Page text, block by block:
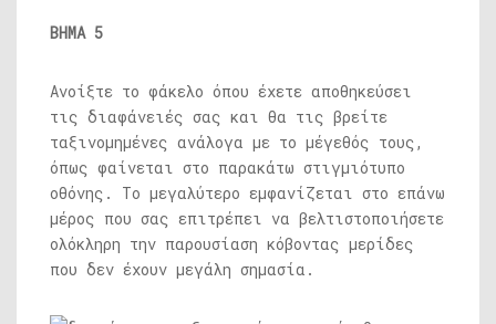
ΒΗΜΑ 5
Ανοίξτε το φάκελο όπου έχετε αποθηκεύσει
τις διαφάνειές σας και θα τις βρείτε
ταξινομημένες ανάλογα με το μέγεθός τους,
όπως φαίνεται στο παρακάτω στιγμιότυπο
οθόνης. Το μεγαλύτερο εμφανίζεται στο επάνω
μέρος που σας επιτρέπει να βελτιστοποιήσετε
ολόκληρη την παρουσίαση κόβοντας μερίδες
που δεν έχουν μεγάλη σημασία.